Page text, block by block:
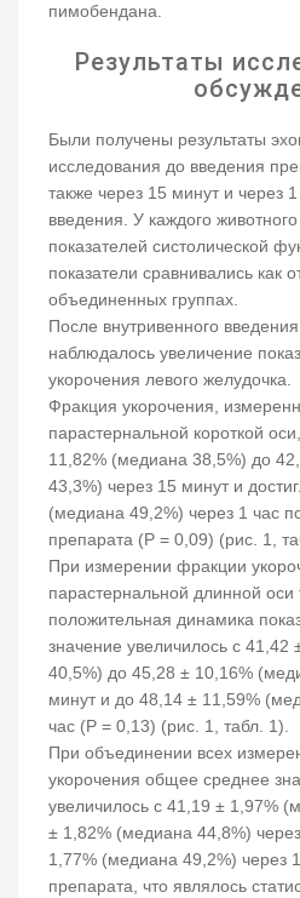
пимобендана.
Результаты
Были получены результаты
исследования до введения
также через 15 минут и через
введения. У каждого
показателей систолической
показатели сравнивались как
объединенных группах.
После внутривенного
наблюдалось увеличение
укорочения левого желудочка.
Фракция укорочения,
парастернальной короткой
11,82% (медиана 38,5%) до
43,3%) через 15 минут и
(медиана 49,2%) через 1 час
препарата (P = 0,09) (рис. 1,
При измерении фракции
парастернальной длинной оси
положительная динамика
значение увеличилось с
40,5%) до 45,28 ± 10,16%
минут и до 48,14 ± 11,59%
час (P = 0,13) (рис. 1, табл. 1).
При объединении всех
укорочения общее среднее
увеличилось с 41,19 ± 1,97%
± 1,82% (медиана 44,8%)
1,77% (медиана 49,2%) через
препарата, что являлось